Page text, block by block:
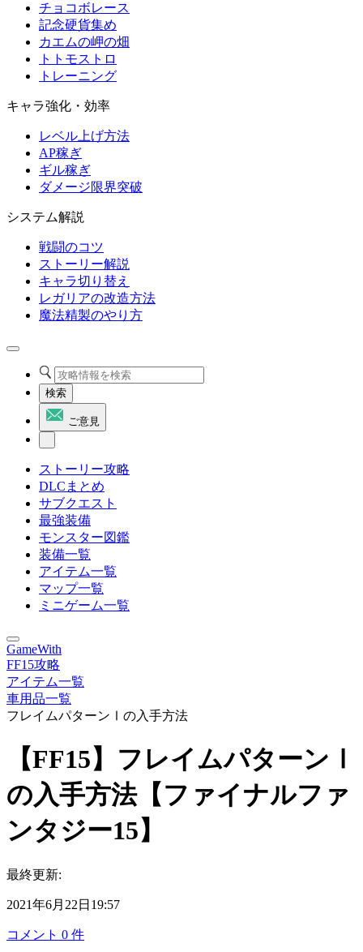
チョコボレース
記念硬貨集め
カエムの岬の畑
トトモストロ
トレーニング
キャラ強化・効率
レベル上げ方法
AP稼ぎ
ギル稼ぎ
ダメージ限界突破
システム解説
戦闘のコツ
ストーリー解説
キャラ切り替え
レガリアの改造方法
魔法精製のやり方
検索
ご意見
ストーリー攻略
DLCまとめ
サブクエスト
最強装備
モンスター図鑑
装備一覧
アイテム一覧
マップ一覧
ミニゲーム一覧
GameWith
FF15攻略
アイテム一覧
車用品一覧
フレイムパターンⅠの入手方法
【FF15】フレイムパターンⅠ
の入手方法【ファイナルファ
ンタジー15】
最終更新:
2021年6月22日19:57
コメント 0 件